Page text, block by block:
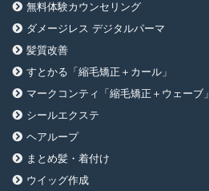
無料体験カウンセリング
ダメージレス デジタルパーマ
髪質改善
すとかる「縮毛矯正＋カール」
マークコンティ「縮毛矯正＋ウェーブ」
シールエクステ
ヘアループ
まとめ髪・着付け
ウイッグ作成